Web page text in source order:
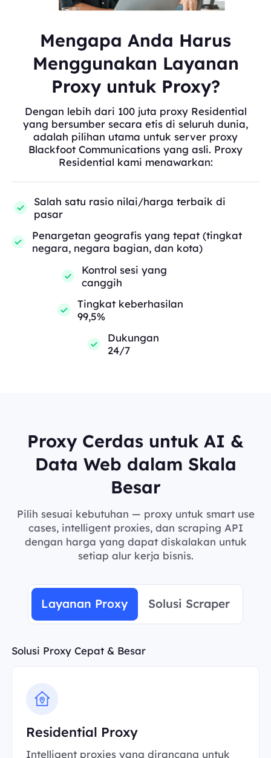
Mengapa Anda Harus
Menggunakan Layanan
Proxy untuk Proxy?
Dengan lebih dari 100 juta proxy Residential
yang bersumber secara etis di seluruh dunia,
adalah pilihan utama untuk server proxy
Blackfoot Communications yang asli. Proxy
Residential kami menawarkan:
Salah satu rasio nilai/harga terbaik di
pasar
Penargetan geografis yang tepat (tingkat
negara, negara bagian, dan kota)
Kontrol sesi yang
canggih
Tingkat keberhasilan
99,5%
Dukungan
24/7
Proxy Cerdas untuk AI &
Data Web dalam Skala
Besar
Pilih sesuai kebutuhan — proxy untuk smart use
cases, intelligent proxies, dan scraping API
dengan harga yang dapat diskalakan untuk
setiap alur kerja bisnis.
Layanan Proxy Solusi Scraper
Solusi Proxy Cepat & Besar
Residential Proxy
Intelligent proxies yang dirancang untuk